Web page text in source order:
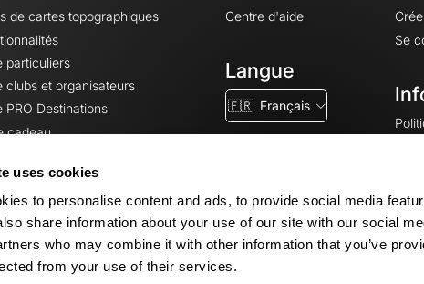
uses cookies
to personalise content and ads, to provide social media
share information about your use of our site with our social
who may combine it with other information that you’ve
from your use of their services.
de cartes topographiques
particuliers
clubs et organisateurs
PRO Destinations
cadeau
Centre d'aide
Langue
🇫🇷 Français
Se